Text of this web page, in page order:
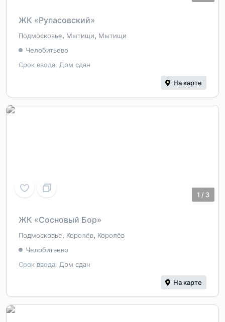
ЖК «Рупасовский»
Подмосковье, Мытищи, Мытищи
Срок ввода: Дом сдан
Челобитьево
На карте
1 / 3
ЖК «Сосновый Бор»
Подмосковье, Королёв, Королёв
Срок ввода: Дом сдан
Челобитьево
На карте